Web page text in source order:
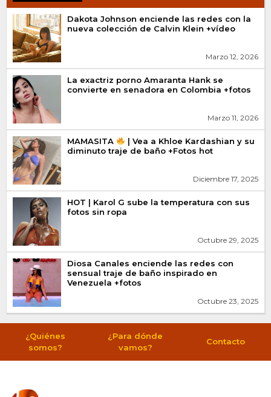
Dakota Johnson enciende las redes con la
nueva colección de Calvin Klein +vídeo
Marzo 12, 2026
La exactriz porno Amaranta Hank se
convierte en senadora en Colombia +fotos
Marzo 11, 2026
MAMASITA
| Vea a Khloe Kardashian y su
diminuto traje de baño +Fotos hot
Diciembre 17, 2025
HOT | Karol G sube la temperatura con sus
fotos sin ropa
Octubre 29, 2025
Diosa Canales enciende las redes con
sensual traje de baño inspirado en
Venezuela +fotos
Octubre 23, 2025
¿Quiénes
somos?
¿Para dónde
vamos?
Contacto